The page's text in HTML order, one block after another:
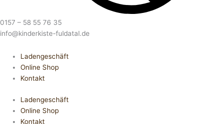
0157 – 58 55 76 35
info@kinderkiste-fuldatal.de
Ladengeschäft
Online Shop
Kontakt
Ladengeschäft
Online Shop
Kontakt